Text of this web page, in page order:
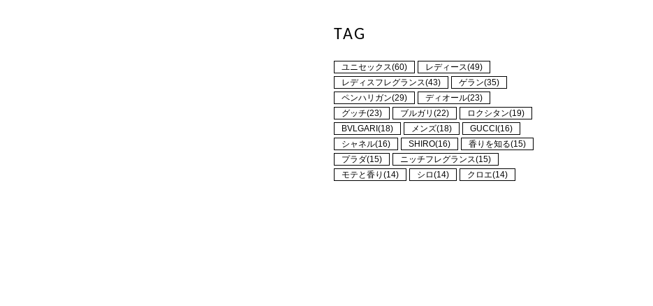
TAG
ユニセックス(60)
レディース(49)
レディスフレグランス(43)
ゲラン(35)
ペンハリガン(29)
ディオール(23)
グッチ(23)
ブルガリ(22)
ロクシタン(19)
BVLGARI(18)
メンズ(18)
GUCCI(16)
シャネル(16)
SHIRO(16)
香りを知る(15)
プラダ(15)
ニッチフレグランス(15)
モテと香り(14)
シロ(14) クロエ(14)